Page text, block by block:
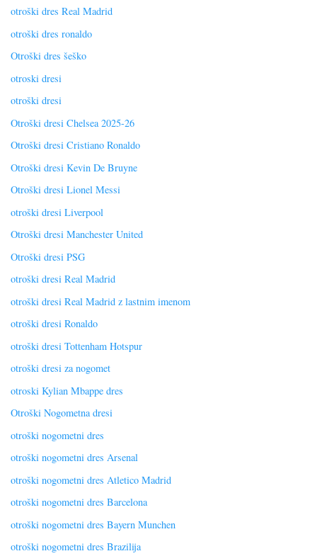
otroški dres Real Madrid
otroški dres ronaldo
Otroški dres šeško
otroski dresi
otroški dresi
Otroški dresi Chelsea 2025-26
Otroški dresi Cristiano Ronaldo
Otroški dresi Kevin De Bruyne
Otroški dresi Lionel Messi
otroški dresi Liverpool
Otroški dresi Manchester United
Otroški dresi PSG
otroški dresi Real Madrid
otroški dresi Real Madrid z lastnim imenom
otroški dresi Ronaldo
otroški dresi Tottenham Hotspur
otroški dresi za nogomet
otroski Kylian Mbappe dres
Otroški Nogometna dresi
otroški nogometni dres
otroški nogometni dres Arsenal
otroški nogometni dres Atletico Madrid
otroški nogometni dres Barcelona
otroški nogometni dres Bayern Munchen
otroški nogometni dres Brazilija